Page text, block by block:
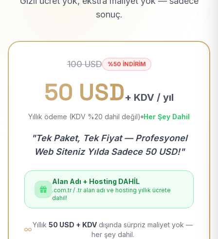
sonuç.
100 USD %50 İNDİRİM
50 USD+ KDV / yıl
Yıllık ödeme (KDV %20 dahil değil) Her Şey Dahil
"Tek Paket, Tek Fiyat — Profesyonel
Web Siteniz Yılda Sadece 50 USD!"
Alan Adı + Hosting DAHİL
.com.tr / .tr alan adı ve hosting yıllık ücrete
dahil!
Yıllık 50 USD + KDV dışında sürpriz maliyet yok —
her şey dahil.